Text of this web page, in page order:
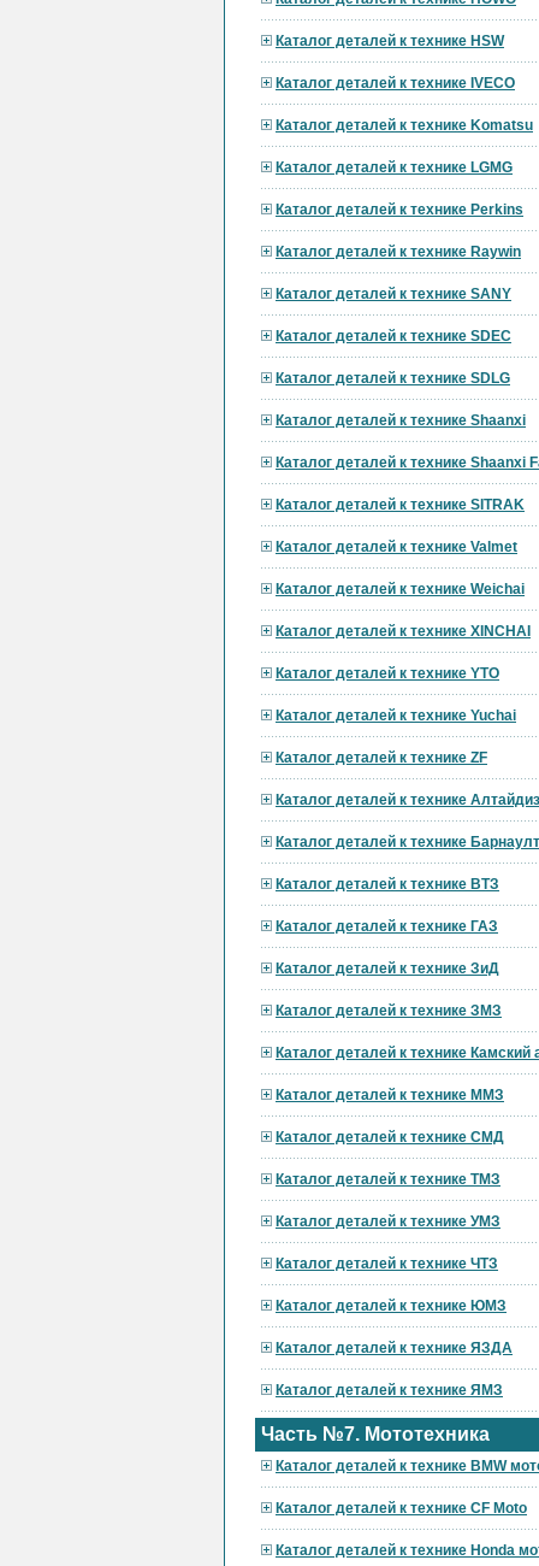
Каталог деталей к технике HSW
Каталог деталей к технике IVECO
Каталог деталей к технике Komatsu
Каталог деталей к технике LGMG
Каталог деталей к технике Perkins
Каталог деталей к технике Raywin
Каталог деталей к технике SANY
Каталог деталей к технике SDEC
Каталог деталей к технике SDLG
Каталог деталей к технике Shaanxi
Каталог деталей к технике Shaanxi
Каталог деталей к технике SITRAK
Каталог деталей к технике Valmet
Каталог деталей к технике Weichai
Каталог деталей к технике XINCHAI
Каталог деталей к технике YTO
Каталог деталей к технике Yuchai
Каталог деталей к технике ZF
Каталог деталей к технике
Каталог деталей к технике
Каталог деталей к технике ВТЗ
Каталог деталей к технике ГАЗ
Каталог деталей к технике ЗиД
Каталог деталей к технике ЗМЗ
Каталог деталей к технике Камский
Каталог деталей к технике ММЗ
Каталог деталей к технике СМД
Каталог деталей к технике ТМЗ
Каталог деталей к технике УМЗ
Каталог деталей к технике ЧТЗ
Каталог деталей к технике ЮМЗ
Каталог деталей к технике ЯЗДА
Каталог деталей к технике ЯМЗ
Часть №7. Мототехника
Каталог деталей к технике BMW
Каталог деталей к технике CF Moto
Каталог деталей к технике Honda